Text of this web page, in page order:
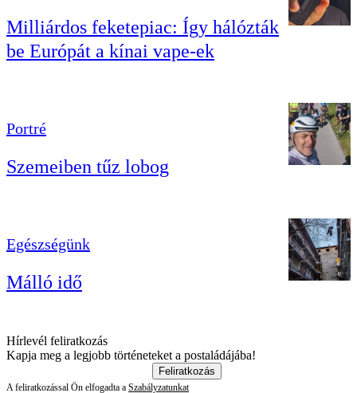
Milliárdos feketepiac: Így hálózták
be Európát a kínai vape-ek
Portré
Szemeiben tűz lobog
Egészségünk
Málló idő
Hírlevél feliratkozás
Kapja meg a legjobb történeteket a postaládájába!
Feliratkozás
A feliratkozással Ön elfogadta a Szabályzatunkat